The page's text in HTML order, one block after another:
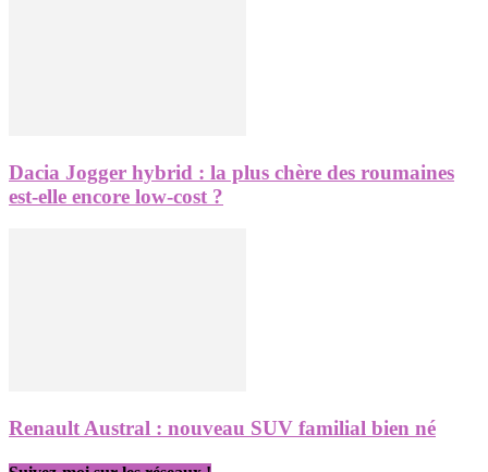
Dacia Jogger hybrid : la plus chère des roumaines
est-elle encore low-cost ?
Renault Austral : nouveau SUV familial bien né